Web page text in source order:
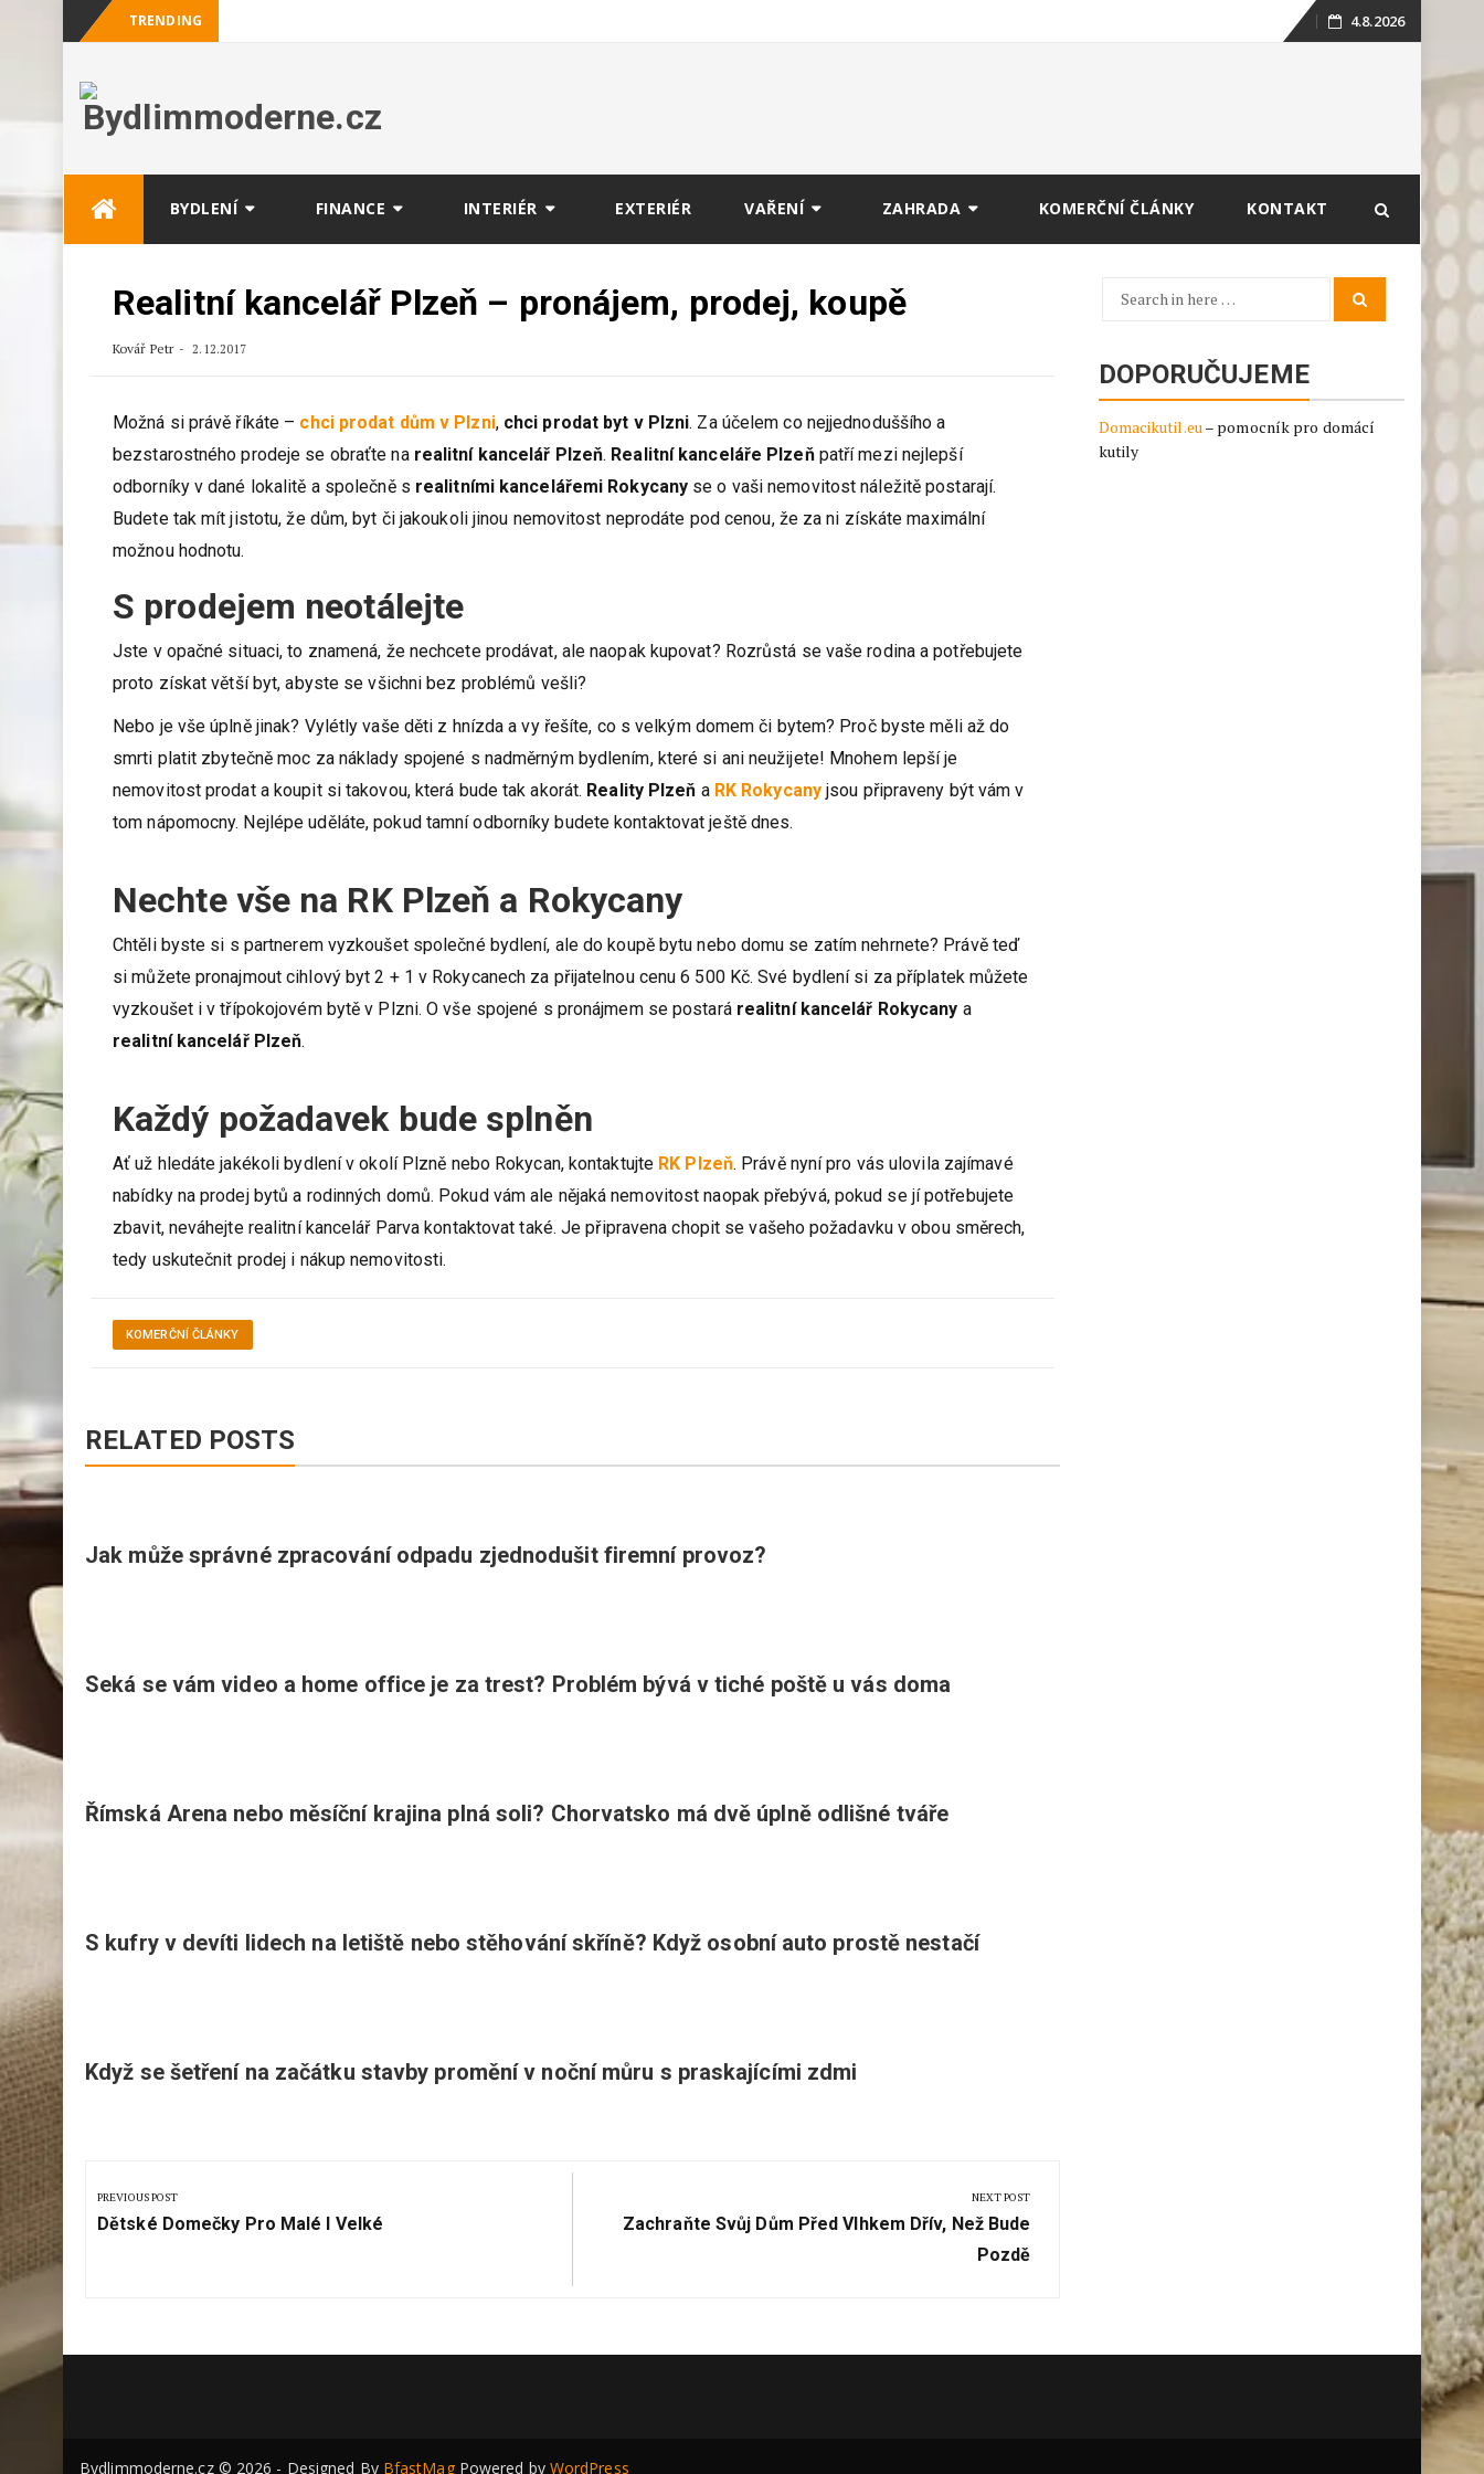
TRENDING
Skip
4.8.2026
BYDLENÍ FINANCE INTERIÉR EXTERIÉR VAŘENÍ ZAHRADA KOMERČNÍ ČLÁNKY KONTAKT
Realitní kancelář Plzeň – pronájem, prodej, koupě
Kovář Petr 2.12.2017
Možná si právě říkáte – chci prodat dům v Plzni, chci prodat byt v Plzni. Za účelem co nejjednoduššího a
bezstarostného prodeje se obraťte na realitní kancelář Plzeň. Realitní kanceláře Plzeňpatří mezi nejlepší
odborníky v dané lokalitě a společně s realitními kancelářemi Rokycany se o vaši nemovitost náležitě postarají.
Budete tak mít jistotu, že dům, byt či jakoukoli jinou nemovitost neprodáte pod cenou, že za ni získáte maximální
možnou hodnotu.
S prodejem neotálejte
Jste v opačné situaci, to znamená, že nechcete prodávat, ale naopak kupovat? Rozrůstá se vaše rodina a potřebujete
proto získat větší byt, abyste se všichni bez problémů vešli?
Nebo je vše úplně jinak? Vylétly vaše děti z hnízda a vy řešíte, co s velkým domem či bytem? Proč byste měli až do
smrti platit zbytečně moc za náklady spojené s nadměrným bydlením, které si ani neužijete! Mnohem lepší je
nemovitost prodat a koupit si takovou, která bude tak akorát. Reality Plzeň a RK Rokycanyjsou připraveny být vám v
tom nápomocny. Nejlépe uděláte, pokud tamní odborníky budete kontaktovat ještě dnes.
Nechte vše na RK Plzeň a Rokycany
Chtěli byste si s partnerem vyzkoušet společné bydlení, ale do koupě bytu nebo domu se zatím nehrnete? Právě teď
si můžete pronajmout cihlový byt 2 + 1 v Rokycanech za přijatelnou cenu 6 500 Kč. Své bydlení si za příplatek můžete
vyzkoušet i v třípokojovém bytě v Plzni. O vše spojené s pronájmem se postará realitní kancelář Rokycany a
realitní kancelář Plzeň.
Každý požadavek bude splněn
Ať už hledáte jakékoli bydlení v okolí Plzně nebo Rokycan, kontaktujte RK Plzeň. Právě nyní pro vás ulovila zajímavé
nabídky na prodej bytů a rodinných domů. Pokud vám ale nějaká nemovitost naopak přebývá, pokud se jí potřebujete
zbavit, neváhejte realitní kancelář Parva kontaktovat také. Je připravena chopit se vašeho požadavku v obou směrech,
tedy uskutečnit prodej i nákup nemovitosti.
KOMERČNÍ ČLÁNKY
RELATED POSTS
Jak může správné zpracování odpadu zjednodušit firemní provoz?
Seká se vám video a home office je za trest? Problém bývá v tiché poště u vás doma
Římská Arena nebo měsíční krajina plná soli? Chorvatsko má dvě úplně odlišné tváře
S kufry v devíti lidech na letiště nebo stěhování skříně? Když osobní auto prostě nestačí
Když se šetření na začátku stavby promění v noční můru s praskajícími zdmi
pro
příspěvek
PREVIOUS POST
Previous
Dětské Domečky Pro Malé I Velké
NEXT POST
Next
Zachraňte Svůj Dům Před Vlhkem Dřív, Než Bude
Pozdě
Search
DOPORUČUJEME
Domacikutil.eu– pomocník pro domácí
kutily
Bydlimmoderne.cz © 2026 - Designed By BfastMagPowered by WordPress